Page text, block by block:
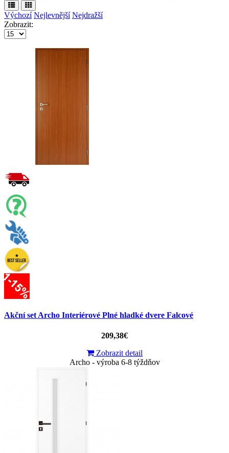
Výchozí Nejlevnější Nejdražší
Zobrazit:
Akční set Archo Interiérové Plné hladké dvere Falcové
209,38€
Zobrazit detail
Archo - výroba 6-8 týždňov